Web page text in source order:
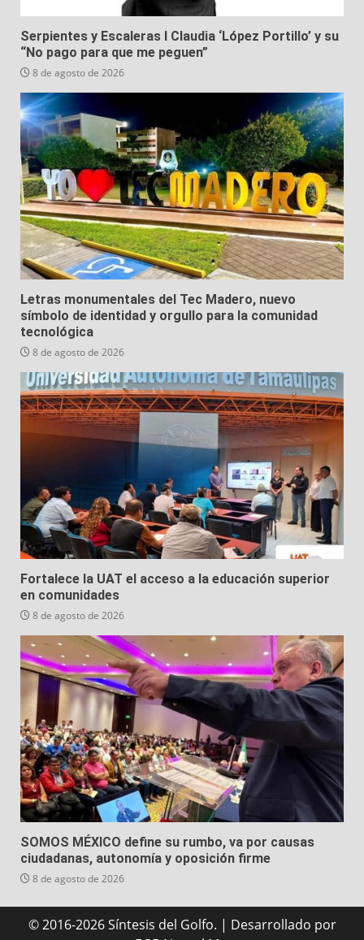
Serpientes y Escaleras I Claudia ‘López Portillo’ y su
“No pago para que me peguen”
8 de agosto de 2026
Letras monumentales del Tec Madero, nuevo
símbolo de identidad y orgullo para la comunidad
tecnológica
8 de agosto de 2026
Fortalece la UAT el acceso a la educación superior
en comunidades
8 de agosto de 2026
SOMOS MÉXICO define su rumbo, va por causas
ciudadanas, autonomía y oposición firme
8 de agosto de 2026
© 2016-2026 Síntesis del Golfo. | Desarrollado por